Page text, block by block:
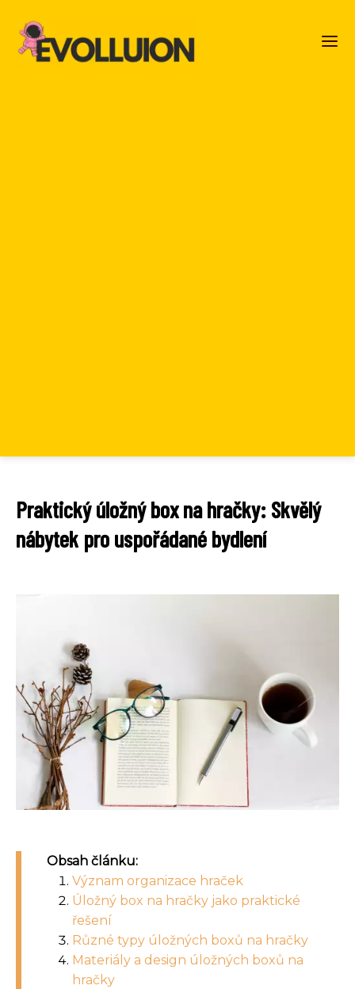
Praktický úložný box na hračky: Skvělý
nábytek pro uspořádané bydlení
Obsah článku:
Význam organizace hraček
Úložný box na hračky jako praktické
řešení
Různé typy úložných boxů na hračky
Materiály a design úložných boxů na
hračky